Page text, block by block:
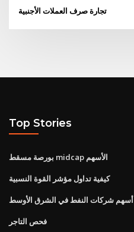
تجارة صرف العملات الأجنبية
Top Stories
بورصة مسقط midcap الأسهم
كيفية تداول مؤشر القوة النسبية
أسهم شركات النفط في الشرق الأوسط
فحص التاجر